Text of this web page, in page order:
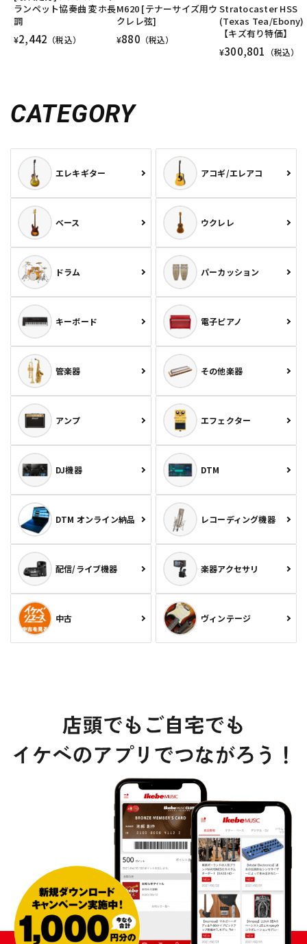
ランペット協奏曲 変ホ長
調
¥2,442 （税込）
M620 [テナーサイズ用ウ
クレレ弦]
¥880 （税込）
Stratocaster HSS
(Texas Tea/Ebony)
【キズ有り特価】
¥300,801 （税込）
CATEGORY
エレキギター アコギ/エレアコ
ベース ウクレレ
ドラム パーカッション
キーボード 電子ピアノ
管楽器 その他楽器
アンプ エフェクター
DJ機器 DTM
DTM オンライン納品 レコーディング機器
配信/ライブ機器 楽器アクセサリ
中古 ヴィンテージ